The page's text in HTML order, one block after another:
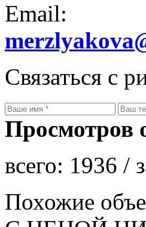
Email:
Связаться с
Просмотров
всего: 1936 /
Похожие